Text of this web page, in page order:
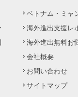
ベトナム・ミャ
海外進出支援レ
海外進出無料お
会社概要
お問い合わせ
サイトマップ